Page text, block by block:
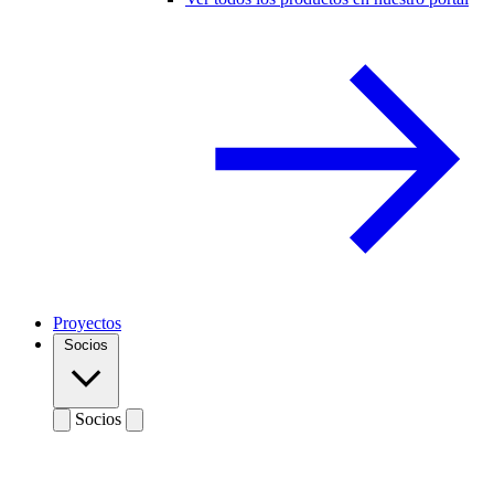
Proyectos
Socios
Socios